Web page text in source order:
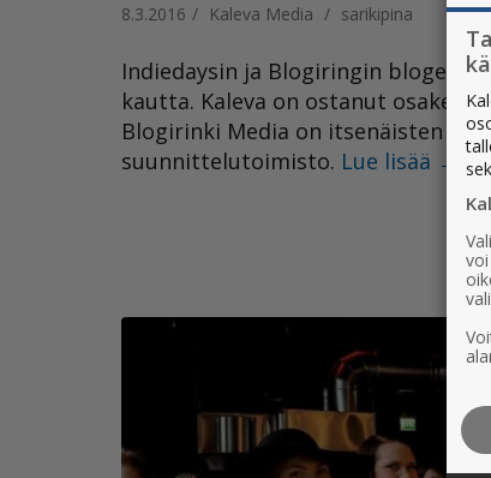
8.3.2016 / Kaleva Media / sarikipina
Indiedaysin ja Blogiringin blogeihin
kautta. Kaleva on ostanut osake-
Blogirinki Media on itsenäisten
suunnittelutoimisto. Lue lisää →